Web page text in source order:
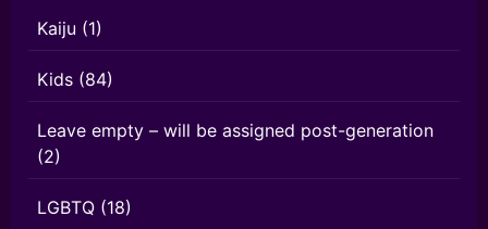
Kaiju (1)
Kids (84)
Leave empty – will be assigned post-generation
(2)
LGBTQ (18)